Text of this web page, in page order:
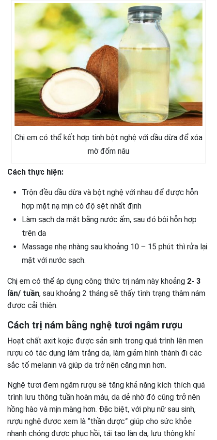
Chị em có thể kết hợp tinh bột nghệ với dầu dừa để xóa
mờ đốm nâu
Cách thực hiện:
Trộn đều dầu dừa và bột nghệ với nhau để được hỗn
hợp mặt nạ mịn có độ sệt nhất định
Làm sạch da mặt bằng nước ấm, sau đó bôi hỗn hợp
trên da
Massage nhẹ nhàng sau khoảng 10 – 15 phút thì rửa lại
mặt với nước sạch.
Chị em có thể áp dụng công thức trị nám này khoảng 2- 3
lần/ tuần, sau khoảng 2 tháng sẽ thấy tình trạng thâm nám
được cải thiện.
Cách trị nám bằng nghệ tươi ngâm rượu
Hoạt chất axit kojic được sản sinh trong quá trình lên men
rượu có tác dụng làm trắng da, làm giảm hình thành đi các
sắc tố melanin và giúp da trở nên căng mịn hơn.
Nghệ tươi đem ngâm rượu sẽ tăng khả năng kích thích quá
trình lưu thông tuần hoàn máu, da dẻ nhờ đó cũng trở nên
hồng hào và mịn màng hơn. Đặc biệt, với phụ nữ sau sinh,
rượu nghệ được xem là “thần dược” giúp cho sức khỏe
nhanh chóng được phục hồi, tái tạo làn da, lưu thông khí